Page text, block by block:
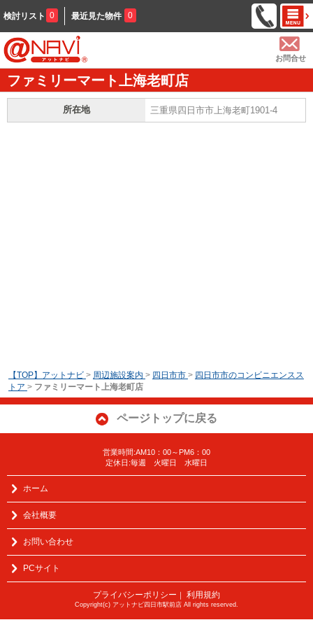
検討リスト 0 最近見た物件 0
お問合せ
ファミリーマート上海老町店
所在地 三重県四日市市上海老町1901-4
【TOP】アットナビ > 周辺施設案内 > 四日市市 > 四日市市のコンビニエンスス
トア > ファミリーマート上海老町店
ページトップに戻る
営業時間:AM10：00～PM6：00
定休日:毎週 火曜日 水曜日
ホーム
会社概要
お問い合わせ
PCサイト
プライバシーポリシー ｜ 利用規約
Copyright(c) アットナビ四日市駅前店 All rights reserved.